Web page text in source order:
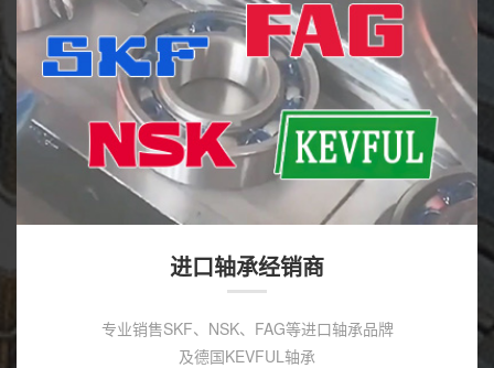
进口轴承经销商
专业销售SKF、NSK、FAG等进口轴承品牌
及德国KEVFUL轴承